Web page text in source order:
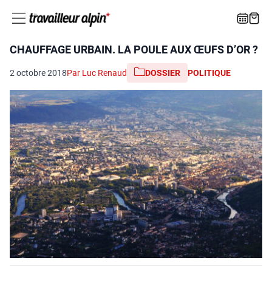
CHAUFFAGE URBAIN. LA POULE AUX ŒUFS D’OR ?
2 octobre 2018Par Luc Renaud DOSSIER POLITIQUE